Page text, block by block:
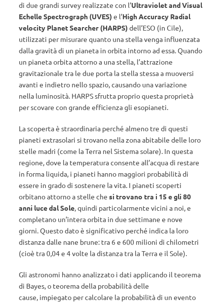
di due grandi survey realizzate con l’Ultraviolet and Visual
Echelle Spectrograph (UVES) e l’High Accuracy Radial
velocity Planet Searcher (HARPS) dell’ESO (in Cile),
utilizzati per misurare quanto una stella venga influenzata
dalla gravità di un pianeta in orbita intorno ad essa. Quando
un pianeta orbita attorno a una stella, l’attrazione
gravitazionale tra le due porta la stella stessa a muoversi
avanti e indietro nello spazio, causando una variazione
nella luminosità. HARPS sfrutta proprio questa proprietà
per scovare con grande efficienza gli esopianeti.
La scoperta è straordinaria perché almeno tre di questi
pianeti extrasolari si trovano nella zona abitabile delle loro
stelle madri (come la Terra nel Sistema solare). In questa
regione, dove la temperatura consente all’acqua di restare
in forma liquida, i pianeti hanno maggiori probabilità di
essere in grado di sostenere la vita. I pianeti scoperti
orbitano attorno a stelle che si trovano tra i 15 e gli 80
anni luce dal Sole, quindi particolarmente vicini a noi, e
completano un’intera orbita in due settimane e nove
giorni. Questo dato è significativo perché indica la loro
distanza dalle nane brune: tra 6 e 600 milioni di chilometri
(cioè tra 0,04 e 4 volte la distanza tra la Terra e il Sole).
Gli astronomi hanno analizzato i dati applicando il teorema
di Bayes, o teorema della probabilità delle
cause, impiegato per calcolare la probabilità di un evento